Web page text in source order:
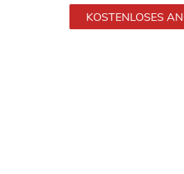
KOSTENLOSES